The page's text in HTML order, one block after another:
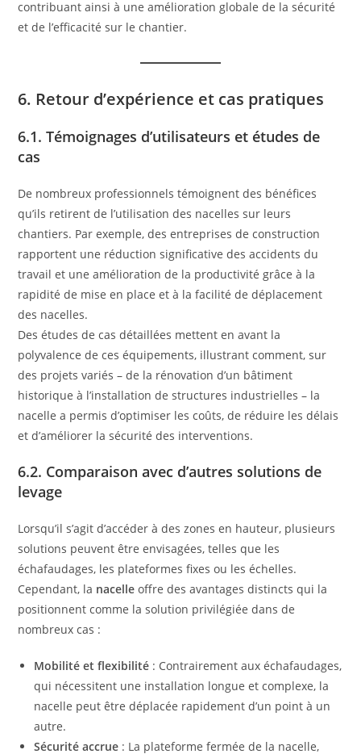
contribuant ainsi à une amélioration globale de la sécurité
et de l’efficacité sur le chantier.
6. Retour d’expérience et cas pratiques
6.1. Témoignages d’utilisateurs et études de
cas
De nombreux professionnels témoignent des bénéfices
qu’ils retirent de l’utilisation des nacelles sur leurs
chantiers. Par exemple, des entreprises de construction
rapportent une réduction significative des accidents du
travail et une amélioration de la productivité grâce à la
rapidité de mise en place et à la facilité de déplacement
des nacelles.
Des études de cas détaillées mettent en avant la
polyvalence de ces équipements, illustrant comment, sur
des projets variés – de la rénovation d’un bâtiment
historique à l’installation de structures industrielles – la
nacelle a permis d’optimiser les coûts, de réduire les délais
et d’améliorer la sécurité des interventions.
6.2. Comparaison avec d’autres solutions de
levage
Lorsqu’il s’agit d’accéder à des zones en hauteur, plusieurs
solutions peuvent être envisagées, telles que les
échafaudages, les plateformes fixes ou les échelles.
Cependant, la nacelle offre des avantages distincts qui la
positionnent comme la solution privilégiée dans de
nombreux cas :
Mobilité et flexibilité : Contrairement aux échafaudages,
qui nécessitent une installation longue et complexe, la
nacelle peut être déplacée rapidement d’un point à un
autre.
Sécurité accrue : La plateforme fermée de la nacelle,